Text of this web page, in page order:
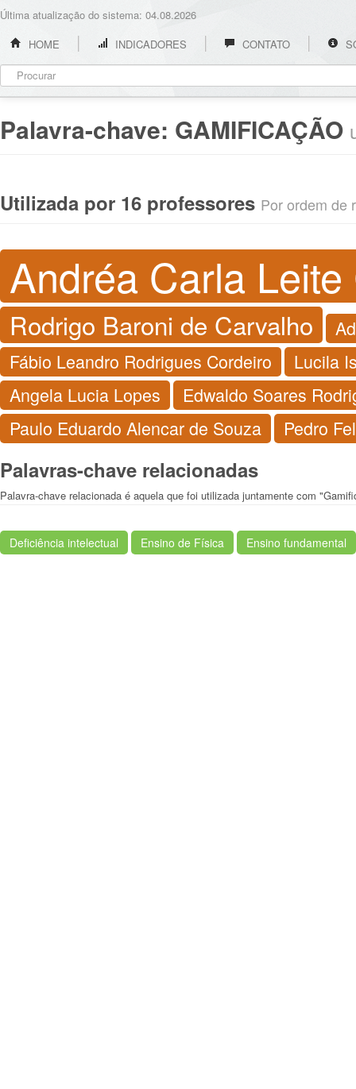
Última atualização do sistema: 04.08.2026
HOME
INDICADORES CONTATO
Palavra-chave: GAMIFICAÇÃO
Utilizada por 16 professores Por ordem de
Andréa Carla
Rodrigo Baroni de Carvalho
Fábio Leandro Rodrigues Cordeiro
Lucila
Angela Lucia Lopes
Edwaldo Soares
Paulo Eduardo Alencar de Souza
Pedro
Palavras-chave relacionadas
Palavra-chave relacionada é aquela que foi utilizada juntamente com
Deficiência intelectual Ensino de Física Ensino fundamental